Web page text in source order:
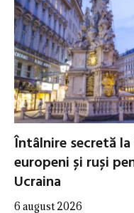
Întâlnire secretă
europeni și ruși
Ucraina
6 august 2026